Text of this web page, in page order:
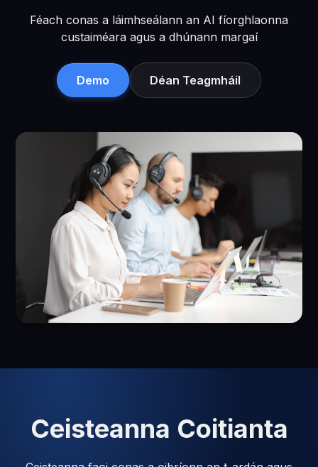
Féach conas a láimhseálann an AI fíorghlaonna
custaiméara agus a dhúnann margaí
Demo Déan Teagmháil
Ceisteanna Coitianta